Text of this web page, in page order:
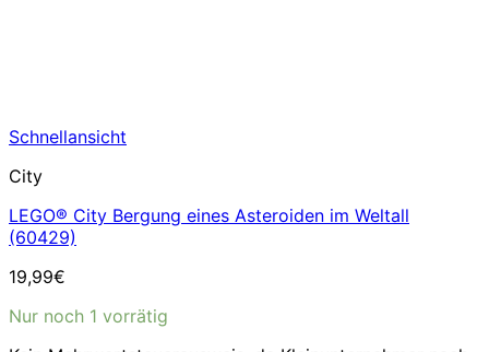
Schnellansicht
City
LEGO® City Bergung eines Asteroiden im Weltall
(60429)
19,99€
Nur noch 1 vorrätig